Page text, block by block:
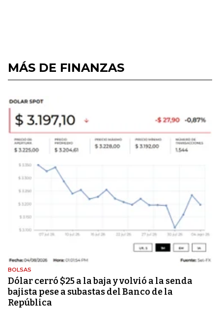
MÁS DE FINANZAS
BOLSAS
Dólar cerró $25 a la baja y volvió a la senda
bajista pese a subastas del Banco de la
República